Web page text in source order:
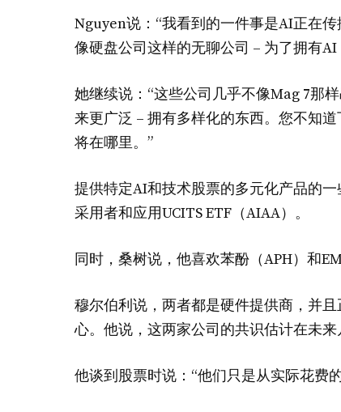
Nguyen说：“我看到的一件事是AI正在
像硬盘公司这样的无聊公司 – 为了拥有
她继续说：“这些公司几乎不像Mag 7那
来更广泛 – 拥有多样化的东西。您不知
将在哪里。”
提供特定AI和技术股票的多元化产品的
采用者和应用UCITS ETF（AIAA）。
同时，桑树说，他喜欢苯酚（APH）和
穆尔伯利说，两者都是硬件提供商，并
心。他说，这两家公司的共识估计在未来
他谈到股票时说：“他们只是从实际花费